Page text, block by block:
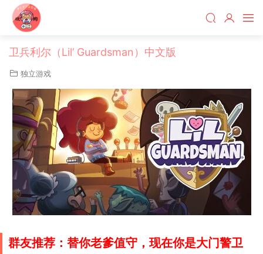
卫兵利尔（Lil’ Guardsman）中文版
独立游戏
群友推荐：替你老爹值守，现在你是大门警卫